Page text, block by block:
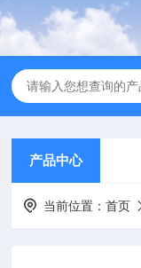
产品中心
当前位置：首页